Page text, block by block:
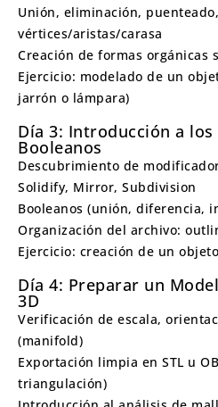
Unión, eliminación,
vértices/aristas/carasa
Creación de formas orgánicas
Ejercicio: modelado de un
jarrón o lámpara)
Día 3: Introducción a
Booleanos
Descubrimiento de
Solidify, Mirror, Subdivision
Booleanos (unión, diferencia,
Organización del archivo:
Ejercicio: creación de un
Día 4: Preparar un
3D
Verificación de escala,
(manifold)
Exportación limpia en STL u
triangulación)